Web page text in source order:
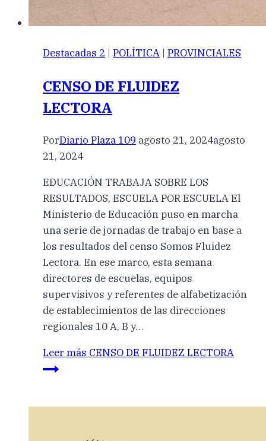
Destacadas 2 | POLÍTICA | PROVINCIALES
CENSO DE FLUIDEZ
LECTORA
PorDiario Plaza 109 agosto 21, 2024agosto
21, 2024
EDUCACIÓN TRABAJA SOBRE LOS
RESULTADOS, ESCUELA POR ESCUELA El
Ministerio de Educación puso en marcha
una serie de jornadas de trabajo en base a
los resultados del censo Somos Fluidez
Lectora. En ese marco, esta semana
directores de escuelas, equipos
supervisivos y referentes de alfabetización
de establecimientos de las direcciones
regionales 10 A, B y…
Leer más CENSO DE FLUIDEZ LECTORA